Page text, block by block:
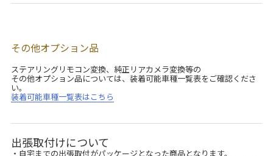
その他オプション品
ステアリングリモコン変換、純正リアカメラ変換等の
その他オプション品については、装着可能車種一覧表をご確認くださ
い。
装着可能車種一覧表はこちら
出張取付けについて
・自宅までの出張取付がパッケージとなった商品となります。